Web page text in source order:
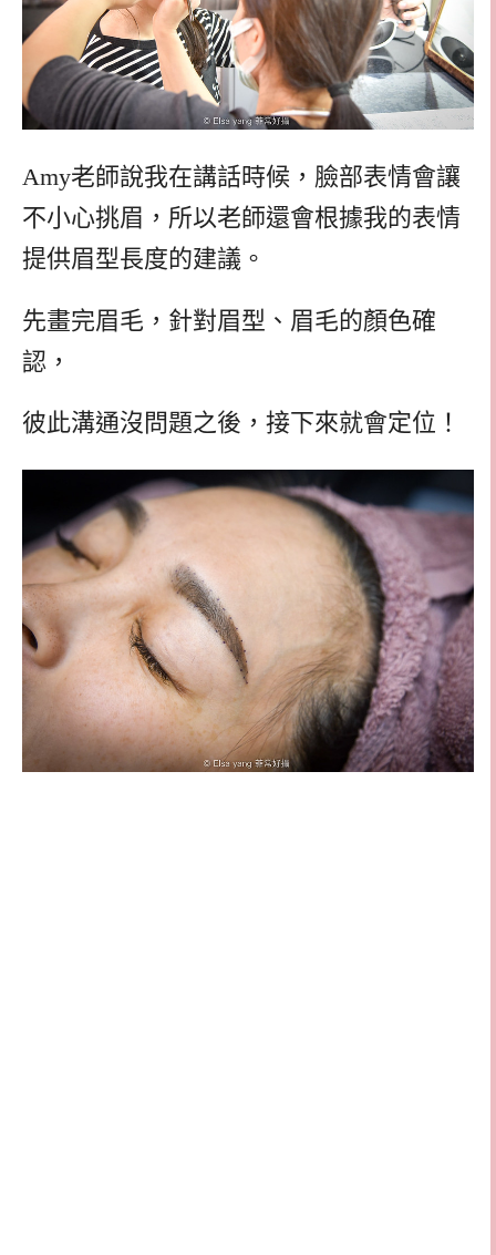
Amy老師說我在講話時候，臉部表情會讓
不小心挑眉，所以老師還會根據我的表情
提供眉型長度的建議。
先畫完眉毛，針對眉型、眉毛的顏色確
認，
彼此溝通沒問題之後，接下來就會定位！